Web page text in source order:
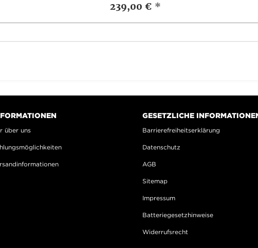
239,00 € *
über uns
GESETZLICHE
Barrierefreiheitserklärung
Datenschutz
AGB
Sitemap
Impressum
Batteriegesetzhinweise
Widerrufsrecht